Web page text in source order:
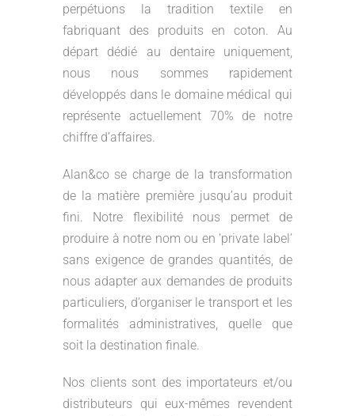
perpétuons la tradition textile en
fabriquant des produits en coton. Au
départ dédié au dentaire uniquement,
nous nous sommes rapidement
développés dans le domaine médical qui
représente actuellement 70% de notre
chiffre d’affaires.
Alan&co se charge de la transformation
de la matière première jusqu’au produit
fini. Notre flexibilité nous permet de
produire à notre nom ou en ‘private label’
sans exigence de grandes quantités, de
nous adapter aux demandes de produits
particuliers, d’organiser le transport et les
formalités administratives, quelle que
soit la destination finale.
Nos clients sont des importateurs et/ou
distributeurs qui eux-mêmes revendent